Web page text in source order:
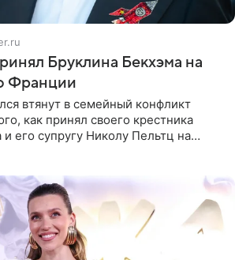
Бруклина Бекхэма на
Франции
втянут в семейный конфликт
как принял своего крестника
его супругу Николу Пельтц на